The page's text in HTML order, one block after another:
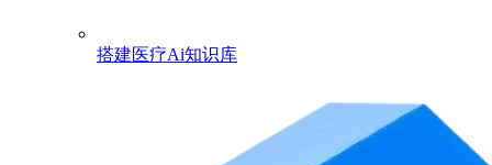
搭建医疗Ai知识库